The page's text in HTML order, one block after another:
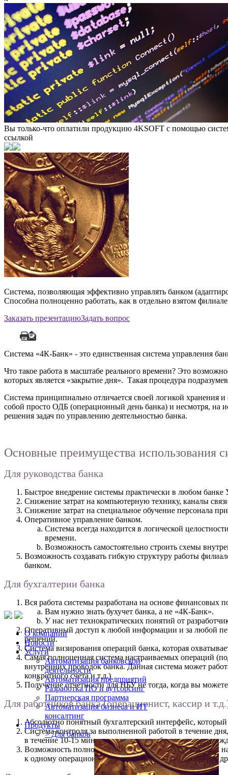
О компании
Новости
Услуги
Автоматизация банковской
деятельности
Автоматизация предприятий
Разработка ПО и аутсорсинг
Партнерская программа
Автоматизация бизнеса и ИТ
консалтинг
Продукты
> Для банков
Продукты Для банков
4К-Банк
4К-Банк
Вы только-что оплатили продукцию 4KSOFT с помощью
ссылкой
Cистема, позволяющая эффективно управлять банком
Способна полноценно работать, как в отдельно взятом
Заказать презентациюЗадать вопрос
Система «4К-Банк» - это единственная система управления
Что такое работа в масштабе реального времени? Это
которых является «закрытие дня». Такая процедура
Система принципиально отличается своей логикой
собой просто ОДБ (операционный день банка) и несмотря, на
решения задач по управлению деятельностью банка.
Основные преимущества использования
Для руководства банка
Быстрое внедрение системы практически в любом банке
Снижение затрат на компьютерную технику, каналы
Снижение затрат на специальное обучение персонала
Оперативное управление банком.
Система всегда находится в логической
времени.
Возможность самостоятельно строить схемы
Возможность создавать гибкую структуру работы
банком.
Для бухгалтерии банка
Вся работа системы разработана на основе финансовых
Вам нужно знать бухучет банка, а не «4К-Банк».
У нас нет технократических понятий от
Оперативный доступ к любой информации и за любой
решений.
Система визирования операций банка, которая
Самая полноценная система настраиваемых операций
внутренних проводок банка. Данная система может
конкретного счета и т.д.)
Получение отчетности для НБУ не тогда, когда вы
Для работников банка (операционист, кассир и
Абсолютно понятный бухгалтерский интерфейс,
Система контроля за выполненной работой в течение
в течение 10-15 мин. покинуть свое рабочее место и не
Возможность полноценно обслуживать клиентов банка
к одному операционисту стоит в очереди 5 клиентов, а